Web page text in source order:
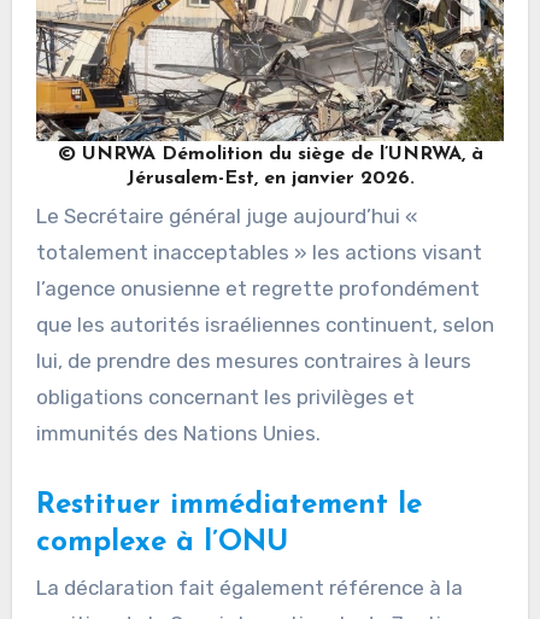
© UNRWA Démolition du siège de l’UNRWA, à
Jérusalem-Est, en janvier 2026.
Le Secrétaire général juge aujourd’hui «
totalement inacceptables » les actions visant
l’agence onusienne et regrette profondément
que les autorités israéliennes continuent, selon
lui, de prendre des mesures contraires à leurs
obligations concernant les privilèges et
immunités des Nations Unies.
Restituer immédiatement le
complexe à l’ONU
La déclaration fait également référence à la